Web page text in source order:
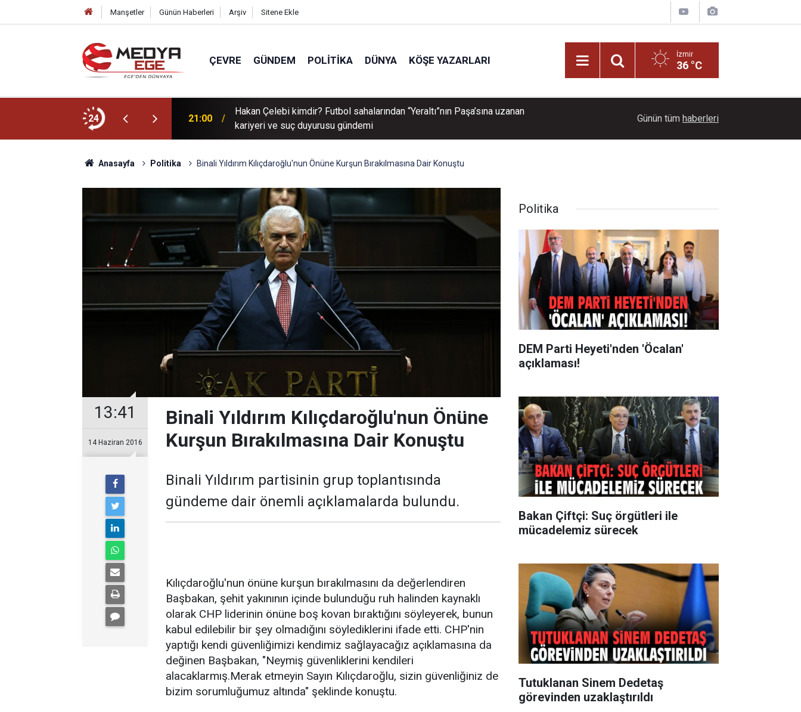
Manşetler Günün Haberleri Arşiv Sitene Ekle
ÇEVRE GÜNDEM POLITIKA DÜNYA KÖŞE YAZARLARI İzmir
36 °C
24 21:00
Hakan Çelebi kimdir? Futbol sahalarından “Yeraltı”nın Paşa’sına uzanan
kariyeri ve suç duyurusu gündemi
Başkan Vekili Benzer: Tarihi mirasa sahip
Günün tüm haberleri
Anasayfa Politika Binali Yıldırım Kılıçdaroğlu'nun Önüne Kurşun Bırakılmasına Dair Konuştu
13:41
14 Haziran 2016
Binali Yıldırım Kılıçdaroğlu'nun Önüne
Kurşun Bırakılmasına Dair Konuştu
Binali Yıldırım partisinin grup toplantısında
gündeme dair önemli açıklamalarda bulundu.
Kılıçdaroğlu'nun önüne kurşun bırakılmasını da değerlendiren
Başbakan, şehit yakınının içinde bulunduğu ruh halinden kaynaklı
olarak CHP liderinin önüne boş kovan bıraktığını söyleyerek, bunun
kabul edilebilir bir şey olmadığını söylediklerini ifade etti. CHP'nin
yaptığı kendi güvenliğimizi kendimiz sağlayacağız açıklamasına da
değinen Başbakan, "Neymiş güvenliklerini kendileri
alacaklarmış.Merak etmeyin Sayın Kılıçdaroğlu, sizin güvenliğiniz de
bizim sorumluğumuz altında" şeklinde konuştu.
Politika
DEM Parti Heyeti'nden 'Öcalan'
açıklaması!
Bakan Çiftçi: Suç örgütleri ile
mücadelemiz sürecek
Tutuklanan Sinem Dedetaş
görevinden uzaklaştırıldı